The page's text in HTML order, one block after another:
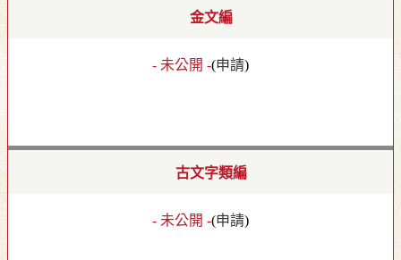
金文編
- 未公開 -(申請)
古文字類編
- 未公開 -(申請)